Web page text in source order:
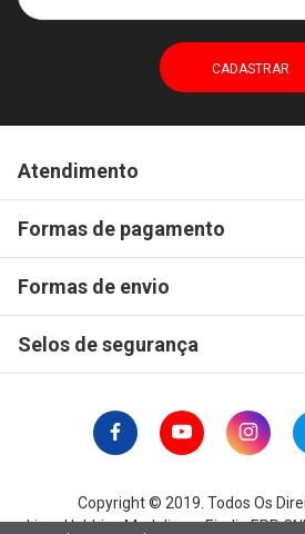
Atendimento
Formas de pagamento
Formas de envio
Selos de segurança
Copyright © 2019. Todos Os
Lima Hobbies Modelismo Eireli - EPP